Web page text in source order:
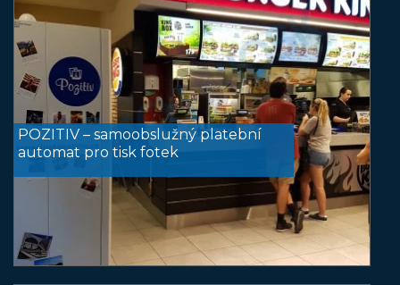
POZITIV – samoobslužný platební
automat pro tisk fotek